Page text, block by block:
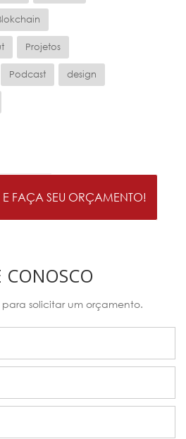
Projetos
Podcast design
FAÇA SEU ORÇAMENTO!
CONOSCO
solicitar um orçamento.